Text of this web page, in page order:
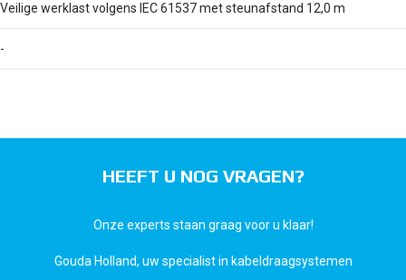
Veilige werklast volgens IEC 61537 met steunafstand 12,0 m
-
HEEFT U NOG VRAGEN?
Onze experts staan graag voor u klaar!
Gouda Holland, uw specialist in kabeldraagsystemen